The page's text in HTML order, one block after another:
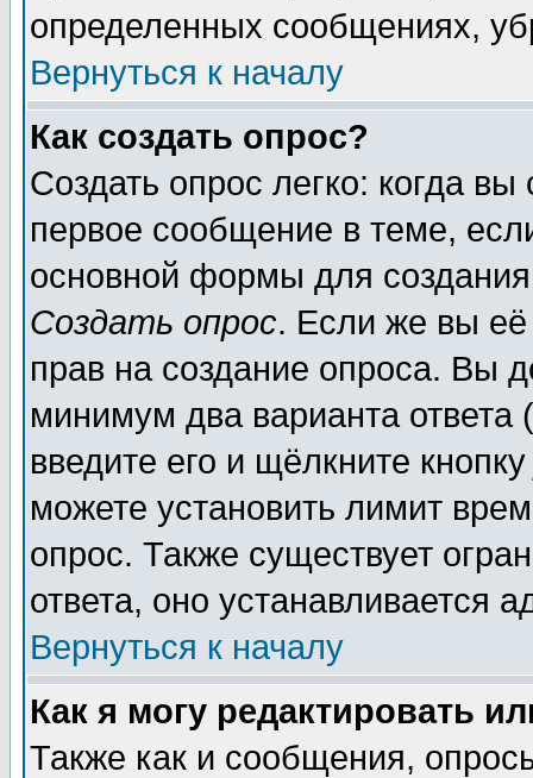
определенных сообщениях,
Вернуться к началу
Как создать опрос?
Создать опрос легко: когда
первое сообщение в теме,
основной формы для
Создать опрос. Если же вы её
прав на создание опроса. Вы
минимум два варианта ответа
введите его и щёлкните
можете установить лимит
опрос. Также существует
ответа, оно устанавливается
Вернуться к началу
Как я могу редактировать
Также как и сообщения,